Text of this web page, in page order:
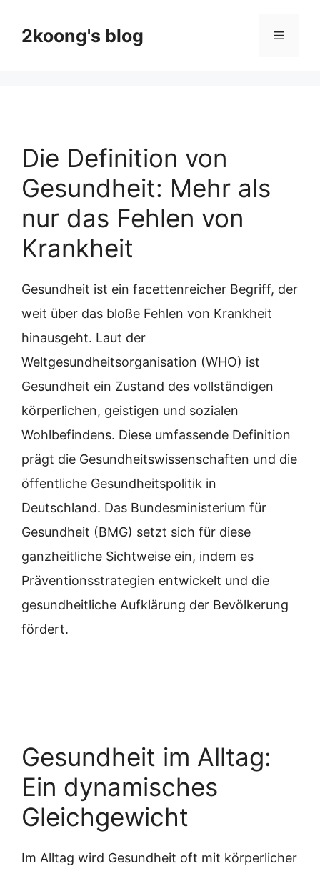
content2koong's blog Menu
Die Definition von
Gesundheit: Mehr als
nur das Fehlen von
Krankheit
Gesundheit ist ein facettenreicher Begriff, der
weit über das bloße Fehlen von Krankheit
hinausgeht. Laut der
Weltgesundheitsorganisation (WHO) ist
Gesundheit ein Zustand des vollständigen
körperlichen, geistigen und sozialen
Wohlbefindens. Diese umfassende Definition
prägt die Gesundheitswissenschaften und die
öffentliche Gesundheitspolitik in
Deutschland. Das Bundesministerium für
Gesundheit (BMG) setzt sich für diese
ganzheitliche Sichtweise ein, indem es
Präventionsstrategien entwickelt und die
gesundheitliche Aufklärung der Bevölkerung
fördert.
Gesundheit im Alltag:
Ein dynamisches
Gleichgewicht
Im Alltag wird Gesundheit oft mit körperlicher